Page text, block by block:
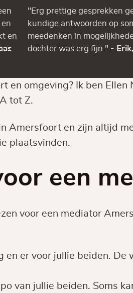
en
"Erg prettige gesprekken
kundige antwoorden op
meedenken in
dochter was erg fijn." -
en omgeving? Ik ben Ellen
tot Z.
Amersfoort en zijn altijd
plaatsvinden.
een
voor een mediator
en er voor jullie beiden. De
van jullie beiden. Soms